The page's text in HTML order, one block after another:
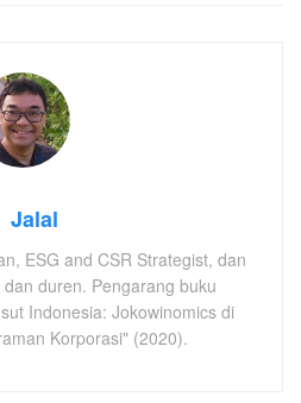
Jalal
ESG and CSR Strategist, dan
duren. Pengarang buku
Indonesia: Jokowinomics di
Korporasi" (2020).